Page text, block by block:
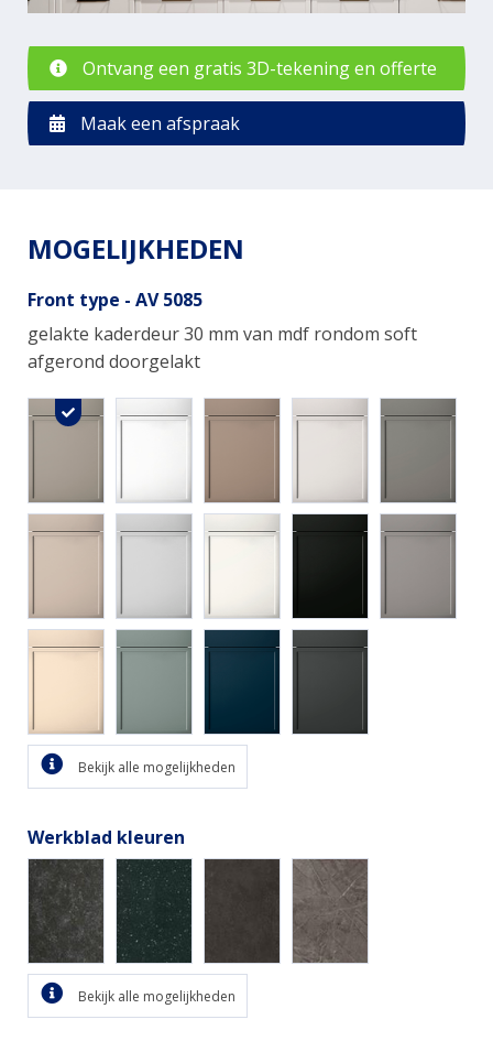
Ontvang een gratis 3D-tekening en offerte
Maak een afspraak
MOGELIJKHEDEN
Front type - AV 5085
gelakte kaderdeur 30 mm van mdf rondom soft
afgerond doorgelakt
Bekijk alle mogelijkheden
Werkblad kleuren
Bekijk alle mogelijkheden